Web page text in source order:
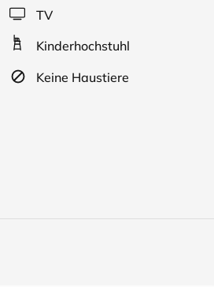
TV
Kinderhochstuhl
Keine Haustiere